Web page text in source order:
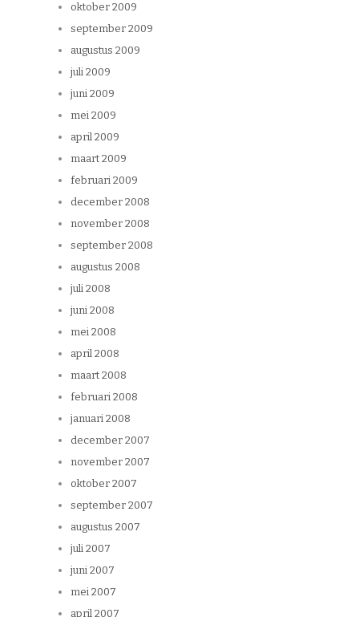
oktober 2009
september 2009
augustus 2009
juli 2009
juni 2009
mei 2009
april 2009
maart 2009
februari 2009
december 2008
november 2008
september 2008
augustus 2008
juli 2008
juni 2008
mei 2008
april 2008
maart 2008
februari 2008
januari 2008
december 2007
november 2007
oktober 2007
september 2007
augustus 2007
juli 2007
juni 2007
mei 2007
april 2007